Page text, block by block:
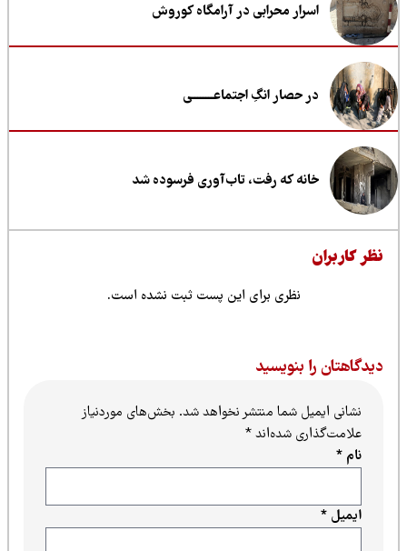
اسرار محرابی در آرامگاه کوروش
در حصار انگِ اجتماعــــــــی
خانه که رفت، تاب‌آوری فرسوده شد
کاربران
نظری برای این پست ثبت نشده است.
را بنویسید
نشانی ایمیل شما منتشر نخواهد شد.بخش‌های موردنیاز
علامت‌گذاری شده‌اند*
ایمیل*